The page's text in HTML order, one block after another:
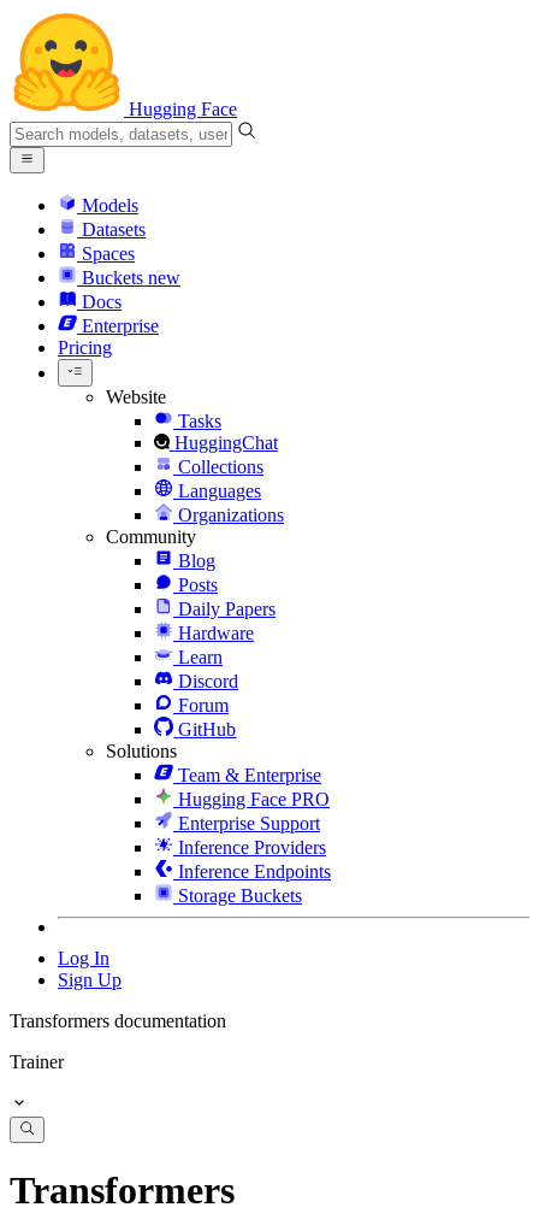
Hugging Face
Models
Datasets
Spaces
Buckets new
Docs
Enterprise
Pricing
Website
Tasks
HuggingChat
Collections
Languages
Organizations
Community
Blog
Posts
Daily Papers
Hardware
Learn
Discord
Forum
GitHub
Solutions
Team & Enterprise
Hugging Face PRO
Enterprise Support
Inference Providers
Inference Endpoints
Storage Buckets
Log In
Sign Up
Transformers documentation
Trainer
Transformers